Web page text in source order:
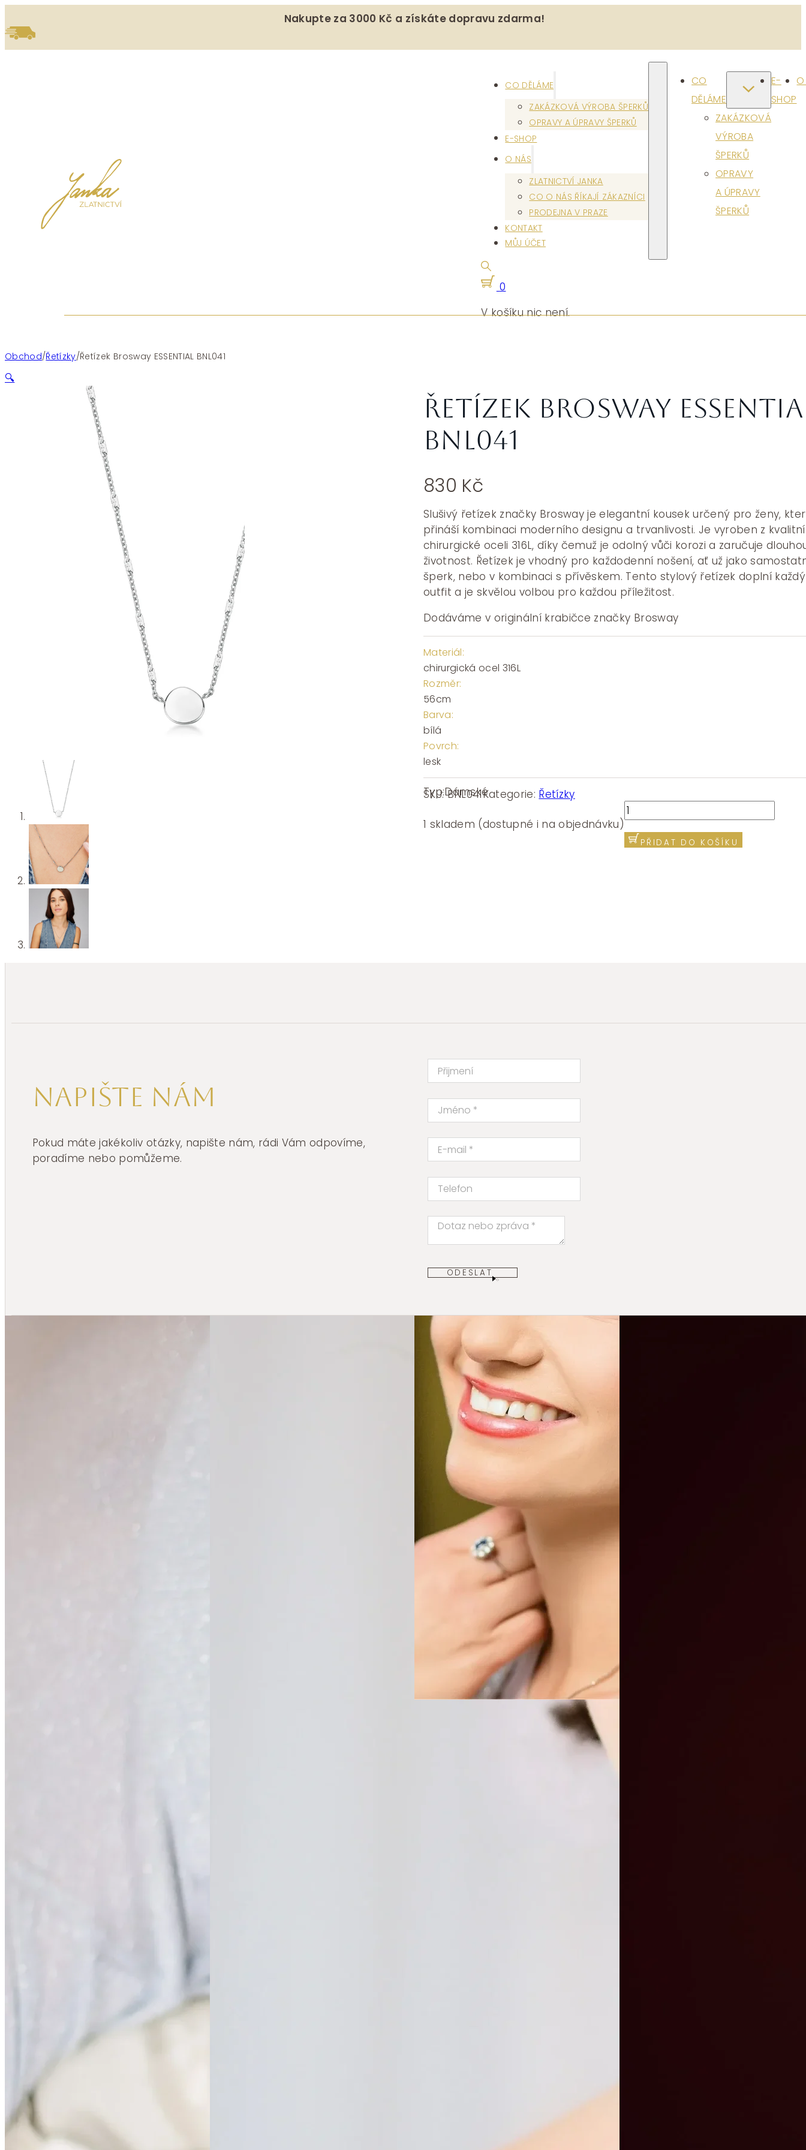
Nakupte za 3000 Kč a získáte dopravu zdarma!
CO DĚLÁME
ZAKÁZKOVÁ VÝROBA ŠPERKŮ
OPRAVY A ÚPRAVY ŠPERKŮ
E-SHOP
O NÁS
ZLATNICTVÍ JANKA
CO O NÁS ŘÍKAJÍ ZÁKAZNÍCI
PRODEJNA V PRAZE
KONTAKT
MŮJ ÚČET
CO
DĚLÁME
ZAKÁZKOVÁ
VÝROBA
ŠPERKŮ
OPRAVY
A ÚPRAVY
ŠPERKŮ
E-
SHOP
0
V košíku nic není.
Obchod/Řetízky/Řetízek Brosway ESSENTIAL BNL041
🔍
Řetízek Brosway
BNL041
830 Kč
Slušivý řetízek značky Brosway je elegantní kousek určený pro ženy,
přináší kombinaci moderního designu a trvanlivosti. Je vyroben z kvalitní
chirurgické oceli 316L, díky čemuž je odolný vůči korozi a zaručuje
životnost. Řetízek je vhodný pro každodenní nošení, ať už jako
šperk, nebo v kombinaci s přívěskem. Tento stylový řetízek doplní každý
outfit a je skvělou volbou pro každou příležitost.
Dodáváme v originální krabičce značky Brosway
Materiál:
chirurgická ocel 316L
Rozměr:
56cm
Barva:
bílá
Povrch:
lesk
SKU:BNL041Kategorie: Řetízky
Typ:Dámské
1 skladem (dostupné i na objednávku)
Řetízek
Brosway
ESSENTIAL
PŘIDAT DO KOŠÍKU
Napište nám
Pokud máte jakékoliv otázky, napište nám, rádi Vám odpovíme,
poradíme nebo pomůžeme.
ODESLAT